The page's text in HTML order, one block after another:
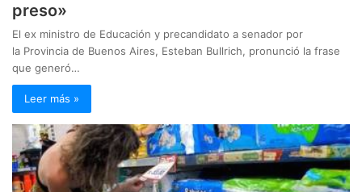
preso»
El ex ministro de Educación y precandidato a senador por
la Provincia de Buenos Aires, Esteban Bullrich, pronunció la frase
que generó…
Leer más »